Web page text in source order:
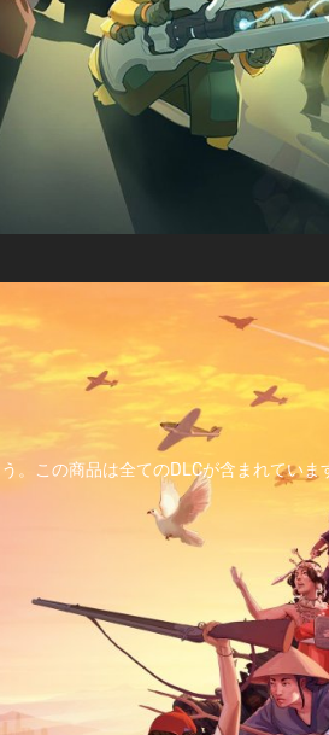
。この商品は全てのDLCが含まれていま